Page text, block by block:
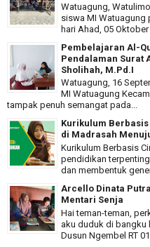
Watuagung,
siswa MI
hari Ahad, 05 Oktober
Pembelajaran Al-
Pendalaman Surat
Sholihah, M.Pd.I
Watuagung, 16
MI Watuagung
tampak penuh semangat pada...
Kurikulum
di Madrasah
Kurikulum Berbasis
pendidikan
dan membentuk
Arcello Dinata
Mentari Senja
Hai teman-teman,
aku duduk di bangku
Dusun Ngembel RT 01